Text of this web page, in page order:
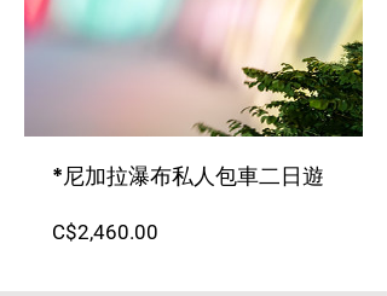
*尼加拉瀑布私人包車二日遊
C$2,460.00